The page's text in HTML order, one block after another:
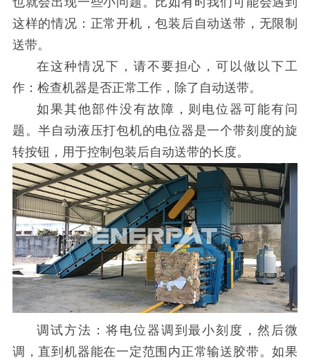
这样的情况：正常开机，包装后自动送带，无限制
送带。
在这种情况下，请不要担心，可以做以下工
作：检查机器是否正常工作，除了自动送带。
如果其他部件没有故障，则电位器可能有问
题。半自动液压打包机的电位器是一个带刻度的旋
转按钮，用于控制包装后自动送带的长度。
调试方法：将电位器调到最小刻度，然后微
调，直到机器能在一定范围内正常输送胶带。如果